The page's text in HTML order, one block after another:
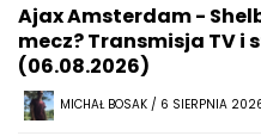
Ajax Amsterdam -
mecz? Transmisja TV i
(06.08.2026)
MICHAŁ BOSAK / 6 SIERPNIA